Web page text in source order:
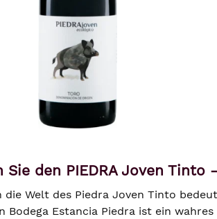
Sie den PIEDRA Joven
die Welt des Piedra Joven Tinto
Bodega Estancia Piedra ist ein